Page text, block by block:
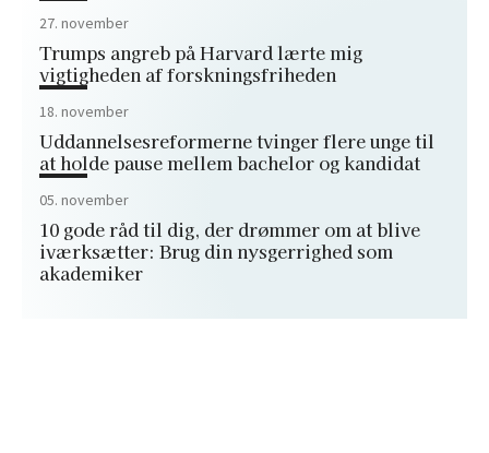
27. november
Trumps angreb på Harvard lærte mig
vigtigheden af forskningsfriheden
18. november
Uddannelsesreformerne tvinger flere unge til
at holde pause mellem bachelor og kandidat
05. november
10 gode råd til dig, der drømmer om at blive
iværksætter: Brug din nysgerrighed som
akademiker